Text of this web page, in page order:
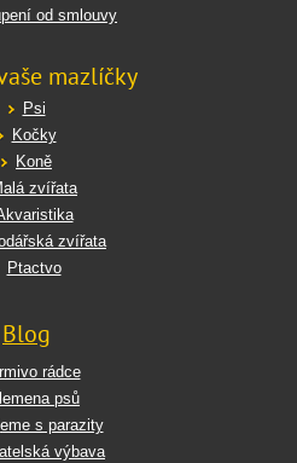
od smlouvy
mazlíčky
Psi
Kočky
Koně
zvířata
zvířata
Ptactvo
Blog
rádce
psů
s parazity
výbava